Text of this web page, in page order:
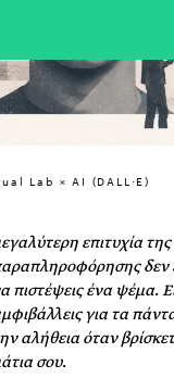
Lab × AI (DALL·E)
επιτυχία της
δεν
πιστέψεις ένα ψέμα.
για τα
αλήθεια όταν
σου.